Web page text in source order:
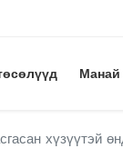
Манай